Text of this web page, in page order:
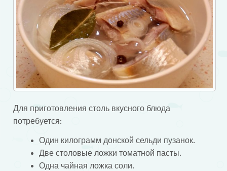
Для приготовления столь вкусного блюда
потребуется:
Один килограмм донской сельди пузанок.
Две столовые ложки томатной пасты.
Одна чайная ложка соли.